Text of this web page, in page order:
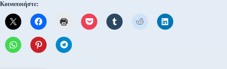
Κοινοποιήστε: